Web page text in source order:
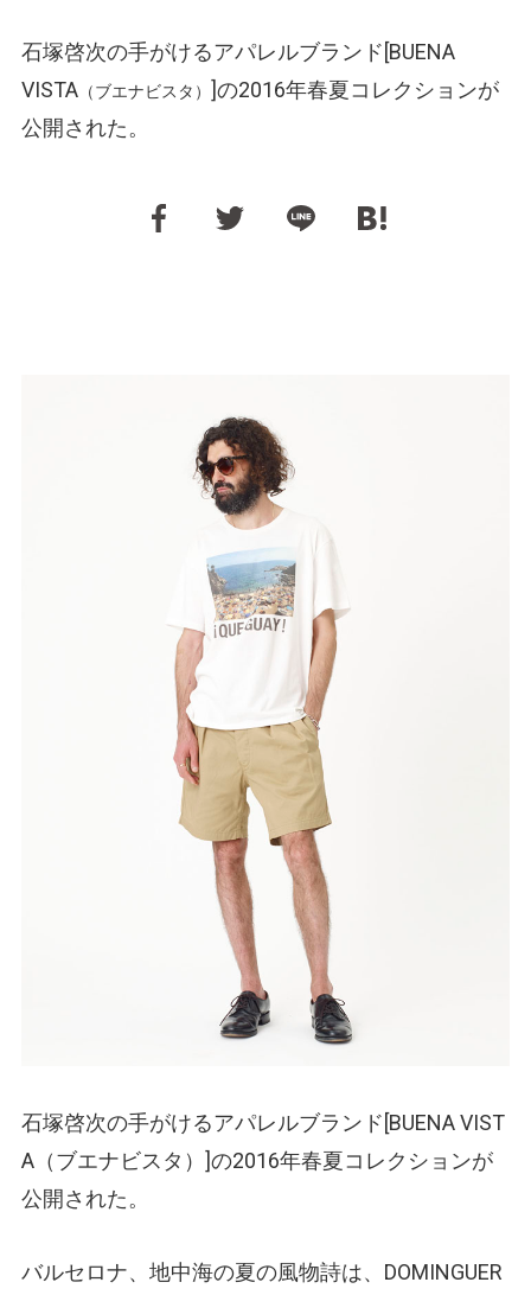
石塚啓次の手がけるアパレルブランド[BUENA
VISTA （ブエナビスタ） ]の2016年春夏コレクションが
公開された。
石塚啓次の手がけるアパレルブランド[BUENA VIST
A （ブエナビスタ） ]の2016年春夏コレクションが
公開された。
バルセロナ、地中海の夏の風物詩は、DOMINGUER